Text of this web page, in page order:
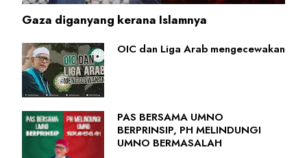
Gaza diganyang kerana Islamnya
OIC dan Liga Arab mengecewakan
PAS BERSAMA UMNO
BERPRINSIP, PH MELINDUNGI
UMNO BERMASALAH